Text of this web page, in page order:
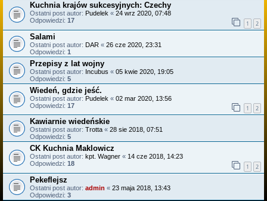
Kuchnia krajów sukcesyjnych: Czechy
Ostatni post autor: Pudelek « 24 wrz 2020, 07:48
Odpowiedzi: 17 1 2
Salami
Ostatni post autor: DAR « 26 cze 2020, 23:31
Odpowiedzi: 1
Przepisy z lat wojny
Ostatni post autor: Incubus « 05 kwie 2020, 19:05
Odpowiedzi: 5
Wiedeń, gdzie jeść.
Ostatni post autor: Pudelek « 02 mar 2020, 13:56
Odpowiedzi: 17 1 2
Kawiarnie wiedeńskie
Ostatni post autor: Trotta « 28 sie 2018, 07:51
Odpowiedzi: 5
CK Kuchnia Maklowicz
Ostatni post autor: kpt. Wagner « 14 cze 2018, 14:23
Odpowiedzi: 18 1 2
Pekeflejsz
Ostatni post autor: admin « 23 maja 2018, 13:43
Odpowiedzi: 3